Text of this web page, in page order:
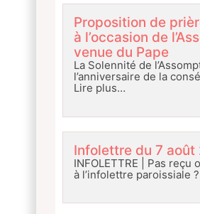
Proposition de
à l’occasion de
venue du Pape
La Solennité de
l’anniversaire de la
Lire plus…
Infolettre du 7 août
INFOLETTRE | Pas reçu
à l’infolettre paroissiale ?